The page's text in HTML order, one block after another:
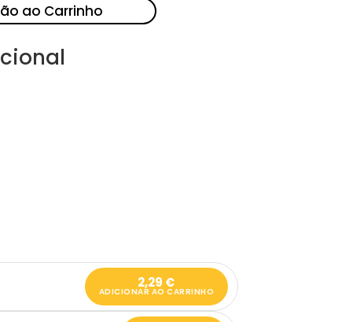
ao Carrinho
2,29 €
ADICIONAR AO CARRINHO